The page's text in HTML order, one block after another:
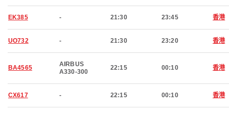
EK385 - 21:30 23:45 香港
UO732 - 21:30 23:20 香港
BA4565
AIRBUS
A330-300
22:15 00:10 香港
CX617 - 22:15 00:10 香港